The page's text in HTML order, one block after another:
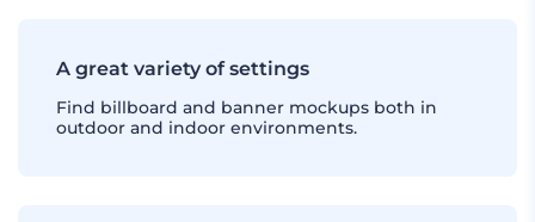
A great variety of settings
Find billboard and banner mockups both in
outdoor and indoor environments.